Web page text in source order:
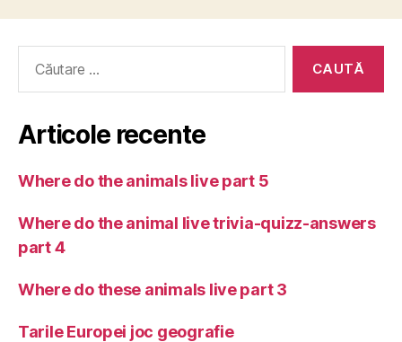
articole
după:
Articole recente
Where do the animals live part 5
Where do the animal live trivia-quizz-answers
part 4
Where do these animals live part 3
Tarile Europei joc geografie